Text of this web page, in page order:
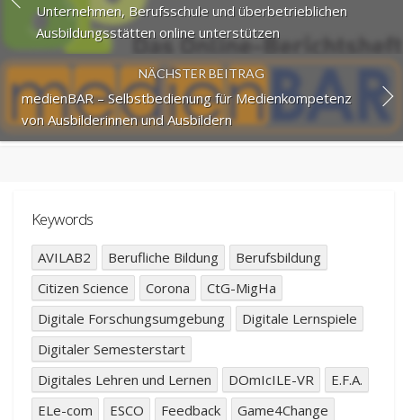
Unternehmen, Berufsschule und überbetrieblichen
Ausbildungsstätten online unterstützen
NÄCHSTER BEITRAG
medienBAR – Selbstbedienung für Medienkompetenz
von Ausbilderinnen und Ausbildern
Keywords
AVILAB2 Berufliche Bildung
Berufsbildung
Citizen Science
Corona
CtG-MigHa
Digitale Forschungsumgebung
Digitale Lernspiele
Digitaler Semesterstart
Digitales Lehren und Lernen
DOmIcILE-VR
E.F.A.
ELe-com
ESCO Feedback
Game4Change